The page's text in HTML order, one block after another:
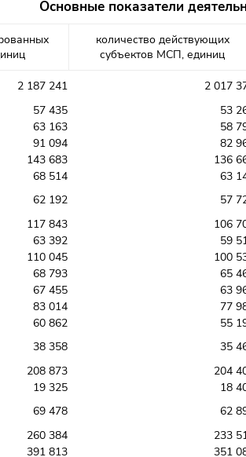
Основные показатели
количество действующих
субъектов МСП, единиц
2 187 241 2 017
57 435 53
63 163 58
91 094 82
143 683 136
68 514 63
62 192 57
117 843 106
63 392 59
110 045 100
68 793 65
67 455 63
83 014 77
60 862 55
38 358 35
208 873 204
19 325 18
69 478 62
260 384 233
391 813 351